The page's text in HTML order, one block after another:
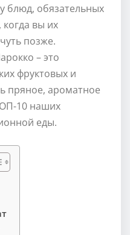
блюд, обязательных
когда вы их
позже.
– это
фруктовых и
пряное, ароматное
10 наших
еды.